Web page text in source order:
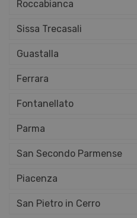
Roccabianca
Sissa Trecasali
Guastalla
Ferrara
Fontanellato
Parma
San Secondo Parmense
Piacenza
San Pietro in Cerro